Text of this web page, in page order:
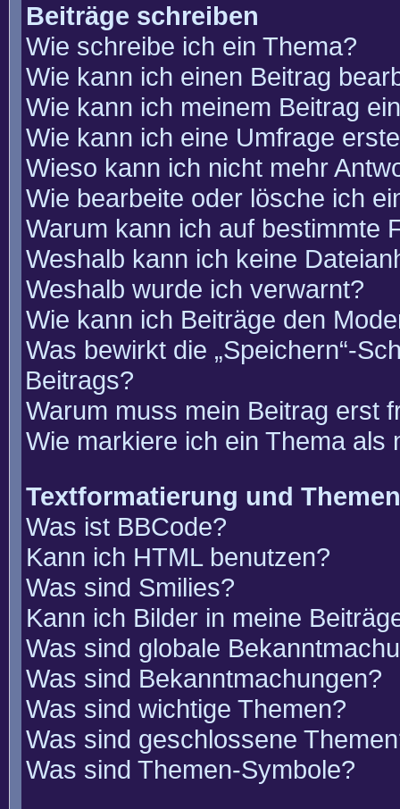
Beiträge schreiben
Wie schreibe ich ein Thema?
Wie kann ich einen Beitrag
Wie kann ich meinem Beitrag
Wie kann ich eine Umfrage
Wieso kann ich nicht mehr
Wie bearbeite oder lösche ich
Warum kann ich auf bestimmte
Weshalb kann ich keine
Weshalb wurde ich verwarnt?
Wie kann ich Beiträge den
Was bewirkt die „Speichern“-
Beitrags?
Warum muss mein Beitrag erst
Wie markiere ich ein Thema als
Textformatierung und
Was ist BBCode?
Kann ich HTML benutzen?
Was sind Smilies?
Kann ich Bilder in meine
Was sind globale
Was sind Bekanntmachungen?
Was sind wichtige Themen?
Was sind geschlossene
Was sind Themen-Symbole?